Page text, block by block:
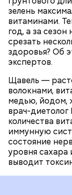
зелень
витаминами.
год, а за
срезать
здоровья? Об
экспертов.
Щавель —
волокнами,
медью, йодом,
врач-
количества
иммунную
состояние
уровня сахара
выводит
ПРОДУКТЫ